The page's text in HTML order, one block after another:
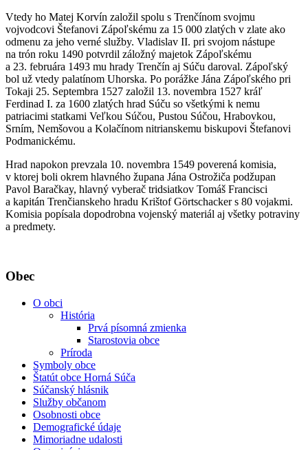
Vtedy ho Matej Korvín založil spolu s Trenčínom svojmu
vojvodcovi Štefanovi Zápoľskému za 15 000 zlatých v zlate ako
odmenu za jeho verné služby. Vladislav II. pri svojom nástupe
na trón roku 1490 potvrdil záložný majetok Zápoľskému
a 23. februára 1493 mu hrady Trenčín aj Súču daroval. Zápoľský
bol už vtedy palatínom Uhorska. Po porážke Jána Zápoľského pri
Tokaji 25. Septembra 1527 založil 13. novembra 1527 kráľ
Ferdinad I. za 1600 zlatých hrad Súču so všetkými k nemu
patriacimi statkami Veľkou Súčou, Pustou Súčou, Hrabovkou,
Srním, Nemšovou a Kolačínom nitrianskemu biskupovi Štefanovi
Podmanickému.
Hrad napokon prevzala 10. novembra 1549 poverená komisia,
v ktorej boli okrem hlavného župana Jána Ostrožiča podžupan
Pavol Baračkay, hlavný vyberač tridsiatkov Tomáš Francisci
a kapitán Trenčianskeho hradu Krištof Görtschacker s 80 vojakmi.
Komisia popísala dopodrobna vojenský materiál aj všetky potraviny
a predmety.
Obec
O obci
História
Prvá písomná zmienka
Starostovia obce
Príroda
Symboly obce
Štatút obce Horná Súča
Súčanský hlásnik
Služby občanom
Osobnosti obce
Demografické údaje
Mimoriadne udalosti